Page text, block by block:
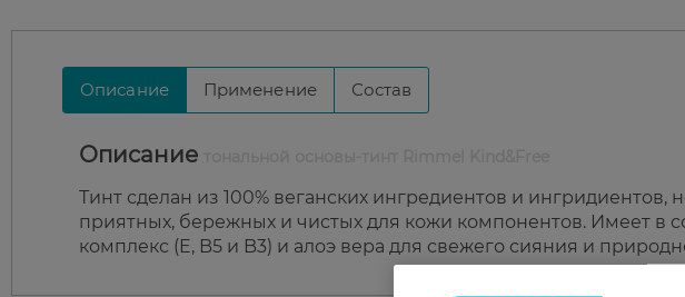
Описание Применение Состав
Описание
Тинт сделан из 100% веганских ингредиентов и
приятных, бережных и чистых для кожи компонентов. Имеет в
комплекс (E, B5 и B3) и алоэ вера для свежего сияния и